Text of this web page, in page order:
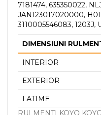
7181474, 635350022,
JAN123017020000,
3110005546083, 1203J,
DIMENSIUNI
INTERIOR
EXTERIOR
LATIME
RULMENTI KOYO